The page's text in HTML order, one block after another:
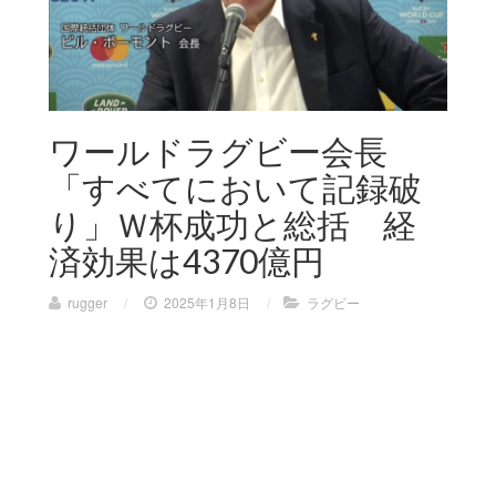
ワールドラグビー会長
「すべてにおいて記録破
り」Ｗ杯成功と総括 経
済効果は4370億円
rugger / 2025年1月8日 / ラグビー